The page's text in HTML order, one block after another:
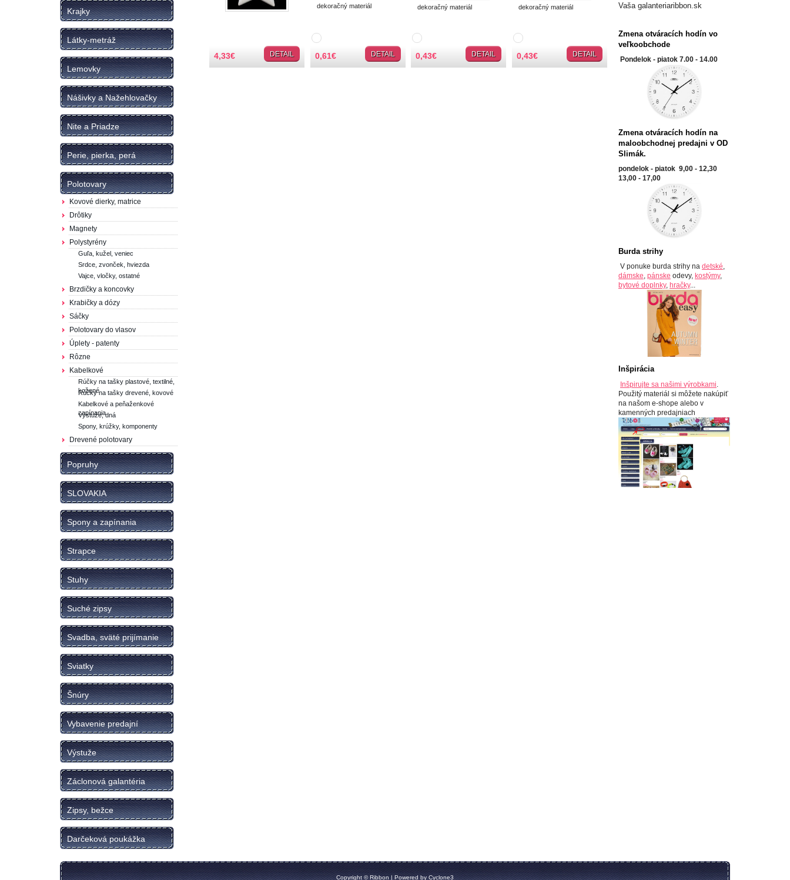
Krajky
Látky-metráž
Lemovky
Nášivky a Nažehlovačky
Nite a Priadze
Perie, pierka, perá
Polotovary
Kovové dierky, matrice
Drôtiky
Magnety
Polystyrény
Guľa, kužel, veniec
Srdce, zvonček, hviezda
Vajce, vločky, ostatné
Brzdičky a koncovky
Krabičky a dózy
Sáčky
Polotovary do vlasov
Úplety - patenty
Rôzne
Kabelkové
Rúčky na tašky plastové, textilné,
kožené
Rúčky na tašky drevené, kovové
Kabelkové a peňaženkové
zapínania
Výstuže, dná
Spony, krúžky, komponenty
Drevené polotovary
Popruhy
SLOVAKIA
Spony a zapínania
Strapce
Stuhy
Suché zipsy
Svadba, sväté prijímanie
Sviatky
Šnúry
Vybavenie predajní
Výstuže
Záclonová galantéria
Zipsy, bežce
Darčeková poukážka
4,33€ DETAIL
dekoračný materiál
0,61€ DETAIL
dekoračný materiál
0,43€ DETAIL
dekoračný materiál
0,43€ DETAIL
Vaša galanteriaribbon.sk
Zmena otváracích hodín vo
veľkoobchode
Pondelok - piatok 7.00 - 14.00
Zmena otváracích hodín na
maloobchodnej predajni v OD
Slimák.
pondelok - piatok 9,00 - 12,30
13,00 - 17,00
Burda strihy
V ponuke burda strihy na detské,
dámske, pánske odevy, kostýmy,
bytové doplnky, hračky...
Inšpirácia
Inšpirujte sa našimi výrobkami.
Použitý materiál si môžete nakúpiť
na našom e-shope alebo v
kamenných predajniach
Copyright ©Ribbon | Powered by Cyclone3